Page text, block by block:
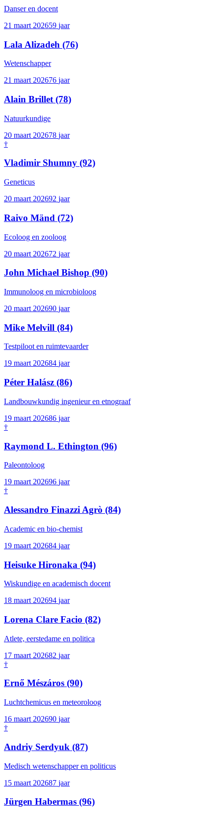
Danser en docent
21 maart 202659 jaar
Lala Alizadeh (76)
Wetenschapper
21 maart 202676 jaar
Alain Brillet (78)
Natuurkundige
20 maart 202678 jaar
†
Vladimir Shumny (92)
Geneticus
20 maart 202692 jaar
Raivo Mänd (72)
Ecoloog en zooloog
20 maart 202672 jaar
John Michael Bishop (90)
Immunoloog en microbioloog
20 maart 202690 jaar
Mike Melvill (84)
Testpiloot en ruimtevaarder
19 maart 202684 jaar
Péter Halász (86)
Landbouwkundig ingenieur en etnograaf
19 maart 202686 jaar
†
Raymond L. Ethington (96)
Paleontoloog
19 maart 202696 jaar
†
Alessandro Finazzi Agrò (84)
Academic en bio-chemist
19 maart 202684 jaar
Heisuke Hironaka (94)
Wiskundige en academisch docent
18 maart 202694 jaar
Lorena Clare Facio (82)
Atlete, eerstedame en politica
17 maart 202682 jaar
†
Ernő Mészáros (90)
Luchtchemicus en meteoroloog
16 maart 202690 jaar
†
Andriy Serdyuk (87)
Medisch wetenschapper en politicus
15 maart 202687 jaar
Jürgen Habermas (96)